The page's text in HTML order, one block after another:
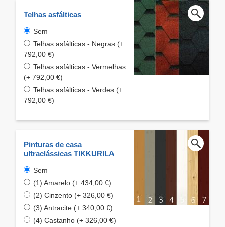
Telhas asfálticas
Sem
Telhas asfálticas - Negras (+
792,00 €)
Telhas asfálticas - Vermelhas
(+ 792,00 €)
Telhas asfálticas - Verdes (+
792,00 €)
Pinturas de casa
ultraclássicas TIKKURILA
Sem
(1) Amarelo (+ 434,00 €)
(2) Cinzento (+ 326,00 €)
(3) Antracite (+ 340,00 €)
(4) Castanho (+ 326,00 €)